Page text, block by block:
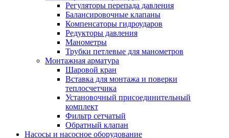
Регуляторы перепада давления
Балансировочные клапаны
Компенсаторы гидроударов
Редукторы давления
Манометры
Трубки петлевые для манометров
Монтажная арматура
Шаровой кран
Вставка для монтажа и поверки
теплосчетчика
Установочный присоединительный
комплект
Фильтр сетчатый
Обратный клапан
Насосы и насосное оборудование